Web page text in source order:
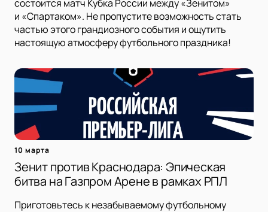
состоится матч Кубка России между «Зенитом»
и «Спартаком». Не пропустите возможность стать
частью этого грандиозного события и ощутить
настоящую атмосферу футбольного праздника!
10 марта
Зенит против Краснодара: Эпическая
битва на Газпром Арене в рамках РПЛ
Приготовьтесь к незабываемому футбольному